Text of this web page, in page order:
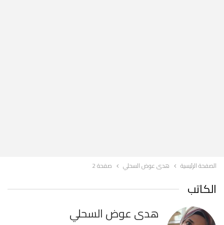
الصفحة الرئيسية هدى عوض السحلي صفحة 2
الكاتب
هدى عوض السحلي